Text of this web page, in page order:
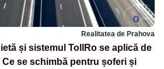
Realitatea de Prahova
și sistemul TollRo se aplică de
Ce se schimbă pentru șoferi și